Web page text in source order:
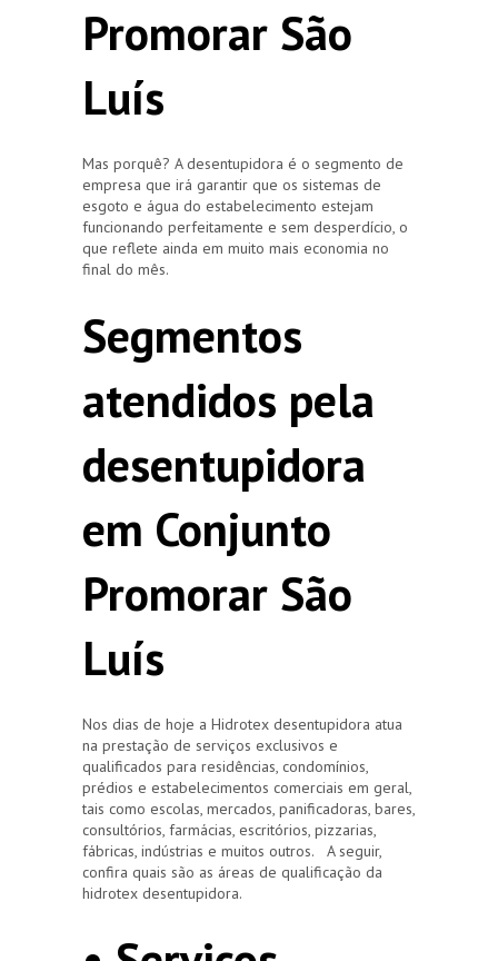
Promorar São
Luís
Mas porquê? A desentupidora é o segmento de
empresa que irá garantir que os sistemas de
esgoto e água do estabelecimento estejam
funcionando perfeitamente e sem desperdício, o
que reflete ainda em muito mais economia no
final do mês.
Segmentos
atendidos pela
desentupidora
em Conjunto
Promorar São
Luís
Nos dias de hoje a Hidrotex desentupidora atua
na prestação de serviços exclusivos e
qualificados para residências, condomínios,
prédios e estabelecimentos comerciais em geral,
tais como escolas, mercados, panificadoras, bares,
consultórios, farmácias, escritórios, pizzarias,
fábricas, indústrias e muitos outros. A seguir,
confira quais são as áreas de qualificação da
hidrotex desentupidora.